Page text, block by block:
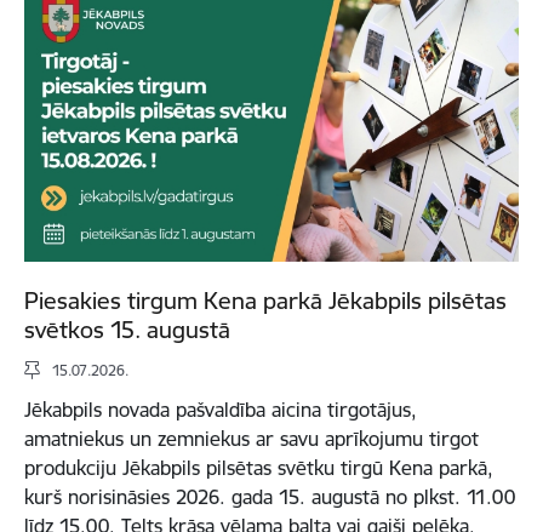
Piesakies tirgum Kena parkā Jēkabpils pilsētas
svētkos 15. augustā
15.07.2026.
Jēkabpils novada pašvaldība aicina tirgotājus,
amatniekus un zemniekus ar savu aprīkojumu tirgot
produkciju Jēkabpils pilsētas svētku tirgū Kena parkā,
kurš norisināsies 2026. gada 15. augustā no plkst. 11.00
līdz 15.00. Telts krāsa vēlama balta vai gaiši pelēka.